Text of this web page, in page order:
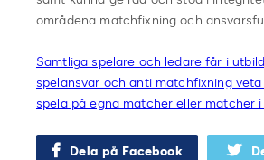
områdena matchfixning och
Samtliga spelare och ledare får i
spelansvar och anti matchfixning
spela på egna matcher eller matcher i
Dela på Facebook